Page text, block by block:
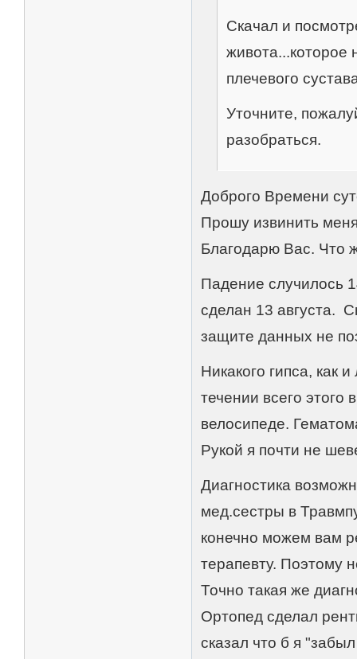
Скачал и
живота...которое
плечевого
Уточните,
разобраться.
Доброго Времени
Прошу извинить
Благодарю Вас. Что
Падение случилось
сделан 13 августа.
защите данных не
Никакого гипса, как
течении всего
велосипеде.
Рукой я почти не
Диагностика
мед.cестры в
конечно можем вам
терапевту. Поэтому
Точно такая же
Ортопед сделал
сказал что б я